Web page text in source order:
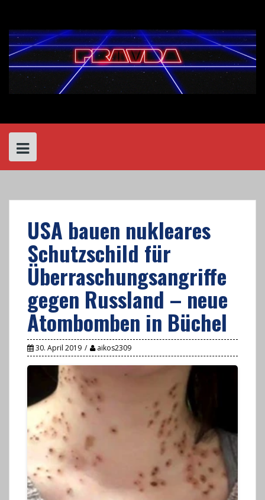
content
USA bauen nukleares
Schutzschild für
Überraschungsangriffe
gegen Russland – neue
Atombomben in Büchel
30. April 2019 aikos2309